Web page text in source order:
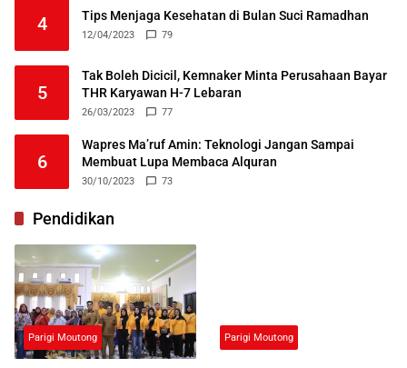
4 Tips Menjaga Kesehatan di Bulan Suci Ramadhan
12/04/2023 79
5
Tak Boleh Dicicil, Kemnaker Minta Perusahaan Bayar
THR Karyawan H-7 Lebaran
26/03/2023 77
6
Wapres Ma’ruf Amin: Teknologi Jangan Sampai
Membuat Lupa Membaca Alquran
30/10/2023 73
Pendidikan
Parigi Moutong Parigi Moutong